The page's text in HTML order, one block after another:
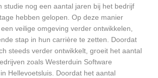
studie nog een aantal jaren bij het bedrijf
hebben gelopen. Op deze manier
veilige omgeving verder ontwikkelen,
stap in hun carrière te zetten. Doordat
steeds verder ontwikkelt, groeit het aantal
zoals Westerduin Software
Hellevoetsluis. Doordat het aantal